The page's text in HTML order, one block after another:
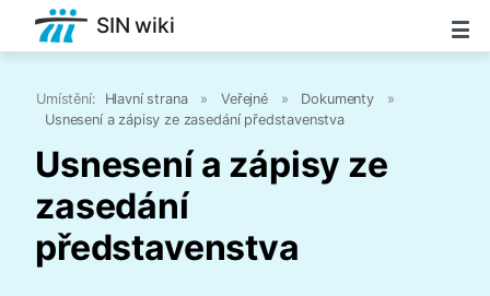
SIN wiki
Umístění: Hlavní strana » Veřejné » Dokumenty
»
Usnesení a zápisy ze zasedání představenstva
Usnesení a zápisy ze
zasedání
představenstva